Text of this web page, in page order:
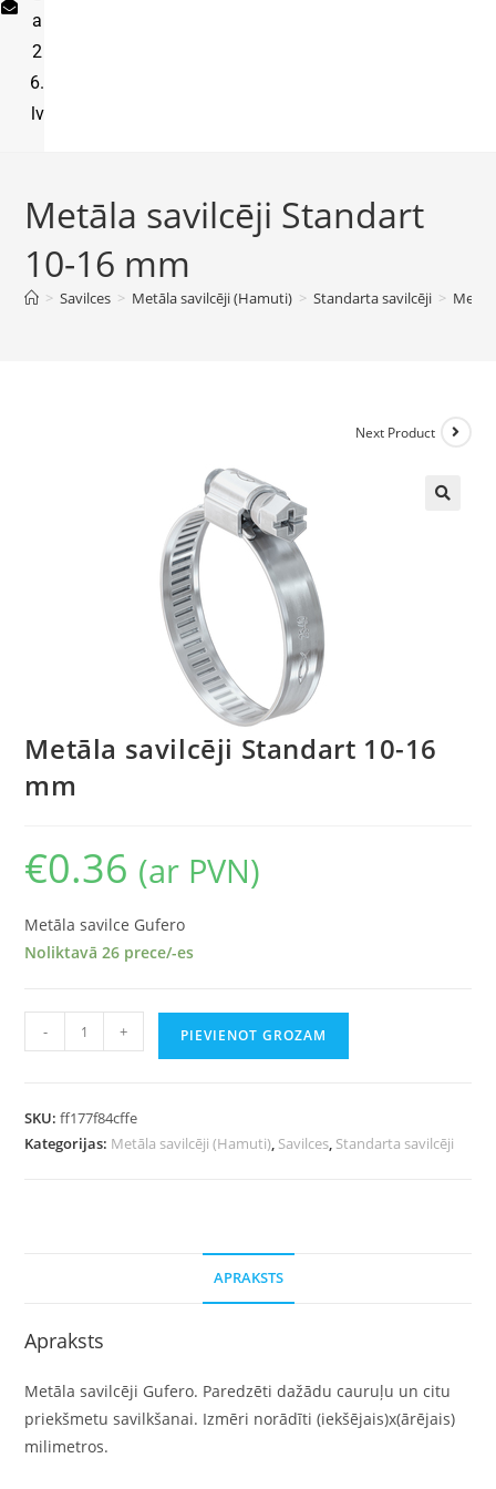
a
2
6.
lv
Metāla savilcēji Standart
10-16 mm
> Savilces > Metāla savilcēji (Hamuti) > Standarta savilcēji >
Next Product
Metāla savilcēji Standart 10-16
mm
€0.36 (ar PVN)
Metāla savilce Gufero
Noliktavā 26 prece/-es
- + PIEVIENOT GROZAM
SKU:ff177f84cffe
Kategorijas: Metāla savilcēji (Hamuti), Savilces, Standarta savilcēji
APRAKSTS
Apraksts
Metāla savilcēji Gufero. Paredzēti dažādu cauruļu un citu
priekšmetu savilkšanai. Izmēri norādīti (iekšējais)x(ārējais)
milimetros.